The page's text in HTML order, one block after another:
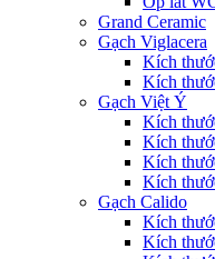
Grand Ceramic
Gạch Viglacera
Kích
Kích
Gạch Việt Ý
Kích
Kích
Kích
Kích
Gạch Calido
Kích
Kích